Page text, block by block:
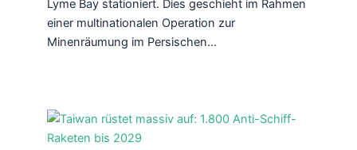
Lyme Bay stationiert. Dies geschieht im Rahmen
einer multinationalen Operation zur
Minenräumung im Persischen…